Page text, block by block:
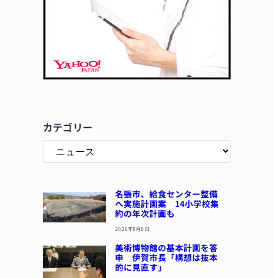
カテゴリー
名張市、給食センター整備
へ実施計画案 14小学校集
約の年次計画も
2026年8月6日
美術博物館の基本計画を答
申 伊賀市長「構想は抜本
的に見直す」